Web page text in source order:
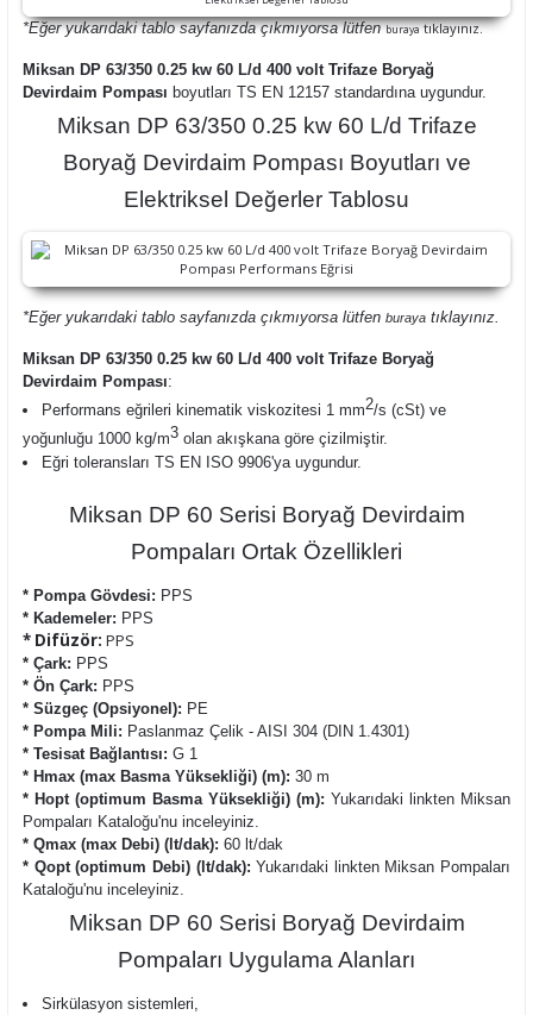
*Eğer yukarıdaki tablo sayfanızda çıkmıyorsa lütfenburayatıklayınız.
Miksan DP 63/350 0.25 kw 60 L/d 400 volt Trifaze Boryağ
Devirdaim Pompası boyutları TS EN 12157 standardına uygundur.
Miksan DP 63/350 0.25 kw 60 L/d Trifaze
Boryağ Devirdaim Pompası Boyutları ve
Elektriksel Değerler Tablosu
*Eğer yukarıdaki tablo sayfanızda çıkmıyorsa lütfen buraya tıklayınız.
Miksan DP 63/350 0.25 kw 60 L/d 400 volt Trifaze Boryağ
Devirdaim Pompası:
Performans eğrileri kinematik viskozitesi 1 mm2/s (cSt) ve
yoğunluğu 1000 kg/m3 olan akışkana göre çizilmiştir.
Eğri toleransları TS EN ISO 9906'ya uygundur.
Miksan DP 60 Serisi Boryağ Devirdaim
Pompaları Ortak Özellikleri
* Pompa Gövdesi: PPS
* Kademeler: PPS
* Difüzör: PPS
* Çark: PPS
* Ön Çark: PPS
* Süzgeç (Opsiyonel): PE
* Pompa Mili: Paslanmaz Çelik - AISI 304 (DIN 1.4301)
* Tesisat Bağlantısı: G 1
* Hmax (max Basma Yüksekliği) (m): 30 m
* Hopt (optimum Basma Yüksekliği) (m): Yukarıdaki linkten Miksan
Pompaları Kataloğu'nu inceleyiniz.
* Qmax (max Debi) (lt/dak): 60 lt/dak
* Qopt (optimum Debi) (lt/dak): Yukarıdaki linkten Miksan Pompaları
Kataloğu'nu inceleyiniz.
Miksan DP 60 Serisi Boryağ Devirdaim
Pompaları Uygulama Alanları
Sirkülasyon sistemleri,